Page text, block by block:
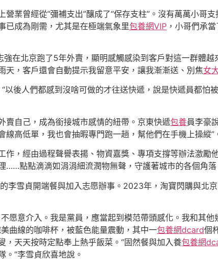
業曾經從“彌補支出”釀成了“保存支柱”。沒有萬萬小哥
已成為剛需，尤其是在極端氣象里包養網VIP ，小哥們承
強在北京跑了5年外賣，顯明感觸感染到客戶對這一群體
天，客戶還會自動提示我留意平安，讓我漸漸送、別焦女
後人們都感到沒啥可做的才往送快遞，說是快遞員都怕
賣自己，成為銜接城市感情的紐帶。京東快遞包養員李豪
高低單，我也會抽暇專門跑一趟，幫他們在手機上操縱”
作，經由過程聲譽表揚、物資嘉獎、專項支撐等辦法激
……點點滴滴如涓涓細流潤物無聲，守護著城市的各個角落
李雪貞開端餐與加入志愿辦事。2023年，淘寶閃購與北
愿意介入。我是黨員，應當起到模范帶頭感化。我和其
曲線的咖啡杯，被藍色能量震動，其中一包養網dcard個
天天按時定點奉上熱乎飯菜。“固然餐與加入養包養網
”李雪貞欣喜地說。